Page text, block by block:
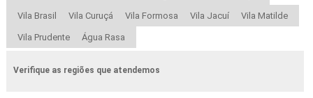
Vila Brasil Vila Curuçá Vila Formosa Vila Jacuí Vila Matilde
Vila Prudente Água Rasa
Verifique as regiões que atendemos